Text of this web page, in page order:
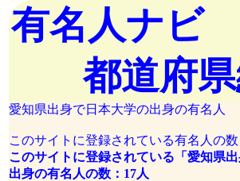
有名人ナビ
都道府
愛知県出身で日本大学の出身の有名人
このサイトに登録されている有名人の数
このサイトに登録されている「愛知県
出身の有名人の数：17人